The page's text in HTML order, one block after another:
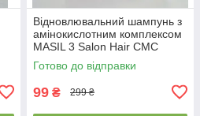
Відновлювальний шампунь з
амінокислотним комплексом
MASIL 3 Salon Hair CMC
Shampoo 150мл EXP
03/08/2026
Готово до відправки
99 ₴ 299 ₴